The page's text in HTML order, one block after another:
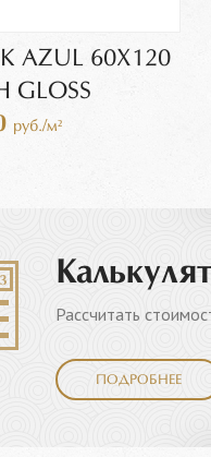
AZUL 60Х120
GLOSS
руб./м²
Рассчитать
ПОДРОБНЕЕ